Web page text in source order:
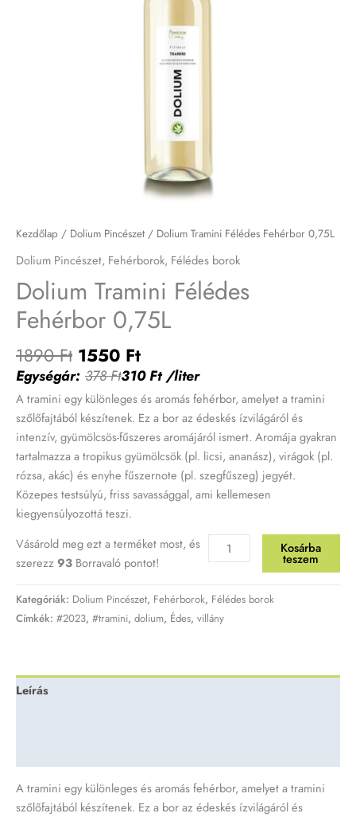
Kezdőlap / Dolium Pincészet / Dolium Tramini Félédes Fehérbor 0,75L
Dolium Pincészet, Fehérborok, Félédes borok
Dolium Tramini Félédes
Fehérbor 0,75L
1890Ft 1550 Ft
Egységár: 378Ft310Ft /liter
A tramini egy különleges és aromás fehérbor, amelyet a tramini
szőlőfajtából készítenek. Ez a bor az édeskés ízvilágáról és
intenzív, gyümölcsös-fűszeres aromájáról ismert. Aromája gyakran
tartalmazza a tropikus gyümölcsök (pl. licsi, ananász), virágok (pl.
rózsa, akác) és enyhe fűszernote (pl. szegfűszeg) jegyét.
Közepes testsúlyú, friss savassággal, ami kellemesen
kiegyensúlyozottá teszi.
Vásárold meg ezt a terméket most, és
szerezz93 Borravaló pontot!
Kosárba
teszem
Kategóriák: Dolium Pincészet, Fehérborok, Félédes borok
Címkék: #2023, #tramini, dolium, Édes, villány
Leírás
A tramini egy különleges és aromás fehérbor, amelyet a tramini
szőlőfajtából készítenek. Ez a bor az édeskés ízvilágáról és